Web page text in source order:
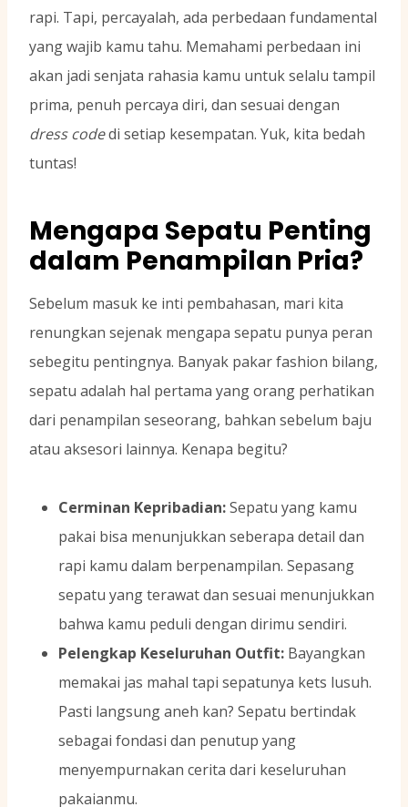
rapi. Tapi, percayalah, ada perbedaan fundamental
yang wajib kamu tahu. Memahami perbedaan ini
akan jadi senjata rahasia kamu untuk selalu tampil
prima, penuh percaya diri, dan sesuai dengan
dress codedi setiap kesempatan. Yuk, kita bedah
tuntas!
Mengapa Sepatu Penting
dalam Penampilan Pria?
Sebelum masuk ke inti pembahasan, mari kita
renungkan sejenak mengapa sepatu punya peran
sebegitu pentingnya. Banyak pakar fashion bilang,
sepatu adalah hal pertama yang orang perhatikan
dari penampilan seseorang, bahkan sebelum baju
atau aksesori lainnya. Kenapa begitu?
Cerminan Kepribadian:Sepatu yang kamu
pakai bisa menunjukkan seberapa detail dan
rapi kamu dalam berpenampilan. Sepasang
sepatu yang terawat dan sesuai menunjukkan
bahwa kamu peduli dengan dirimu sendiri.
Pelengkap Keseluruhan Outfit: Bayangkan
memakai jas mahal tapi sepatunya kets lusuh.
Pasti langsung aneh kan? Sepatu bertindak
sebagai fondasi dan penutup yang
menyempurnakan cerita dari keseluruhan
pakaianmu.